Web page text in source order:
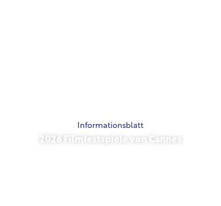
Informationsblatt
2026 Filmfestspiele von Cannes